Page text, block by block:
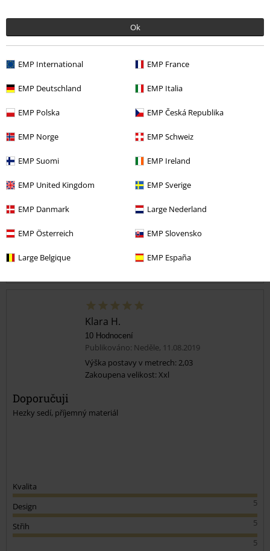
Ok
EMP International EMP France
EMP Deutschland EMP Italia
EMP Polska EMP Česká Republika
EMP Norge EMP Schweiz
EMP Suomi EMP Ireland
EMP United Kingdom EMP Sverige
EMP Danmark Large Nederland
EMP Österreich EMP Slovensko
Large Belgique EMP España
šetří materiálem.
Kvalita
Design
Střih
Ověřená recenze
Pomohlo Vám toto hodnocení?
Klara H.
10 Hodnocení
Publikováno: Neděle, 11.08.2019
Výška postavy v metrech: 2,03
Zakoupena velikost: Xxl
Doporučuji
Hezky sedí, příjemný materiál
Kvalita
5
Design
5
Střih
5